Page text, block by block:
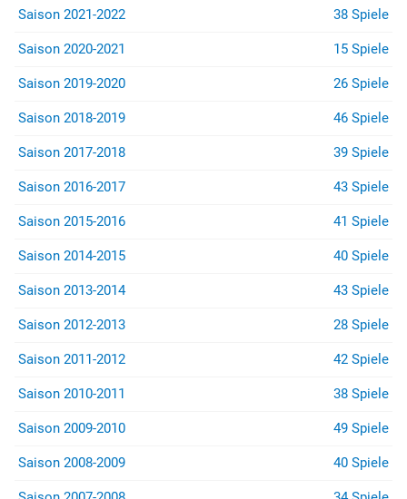
Saison 2021-2022 38 Spiele
Saison 2020-2021 15 Spiele
Saison 2019-2020 26 Spiele
Saison 2018-2019 46 Spiele
Saison 2017-2018 39 Spiele
Saison 2016-2017 43 Spiele
Saison 2015-2016 41 Spiele
Saison 2014-2015 40 Spiele
Saison 2013-2014 43 Spiele
Saison 2012-2013 28 Spiele
Saison 2011-2012 42 Spiele
Saison 2010-2011 38 Spiele
Saison 2009-2010 49 Spiele
Saison 2008-2009 40 Spiele